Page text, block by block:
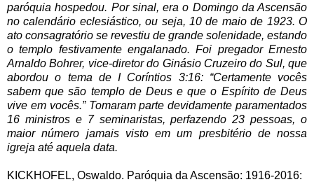
paróquia hospedou. Por sinal, era o Domingo da Ascensão
no calendário eclesiástico, ou seja, 10 de maio de 1923. O
ato consagratório se revestiu de grande solenidade, estando
o templo festivamente engalanado. Foi pregador Ernesto
Arnaldo Bohrer, vice-diretor do Ginásio Cruzeiro do Sul, que
abordou o tema de I Coríntios 3:16: “Certamente vocês
sabem que são templo de Deus e que o Espírito de Deus
vive em vocês.” Tomaram parte devidamente paramentados
16 ministros e 7 seminaristas, perfazendo 23 pessoas, o
maior número jamais visto em um presbitério de nossa
igreja até aquela data.
KICKHOFEL, Oswaldo. Paróquia da Ascensão: 1916-2016: